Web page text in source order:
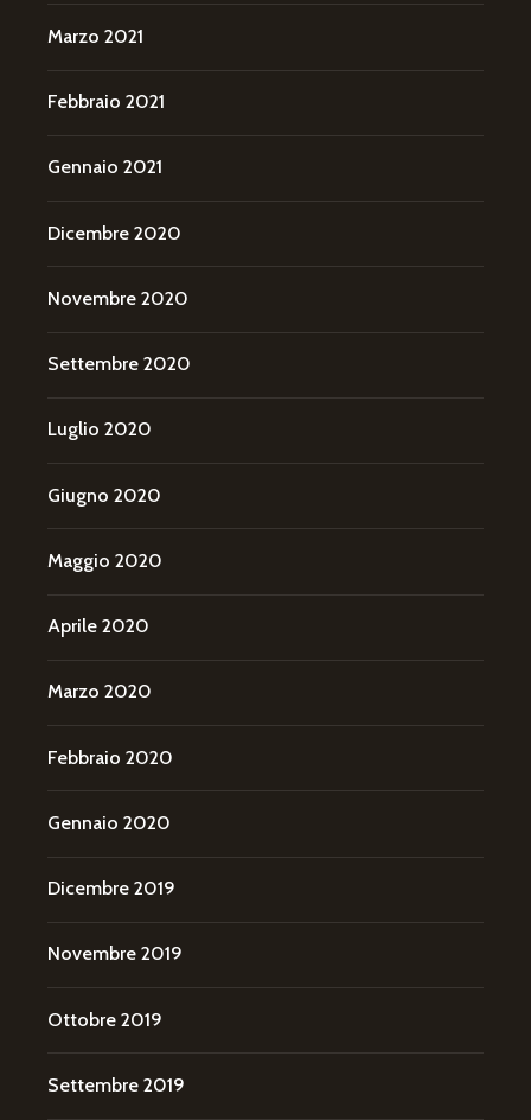
Marzo 2021
Febbraio 2021
Gennaio 2021
Dicembre 2020
Novembre 2020
Settembre 2020
Luglio 2020
Giugno 2020
Maggio 2020
Aprile 2020
Marzo 2020
Febbraio 2020
Gennaio 2020
Dicembre 2019
Novembre 2019
Ottobre 2019
Settembre 2019